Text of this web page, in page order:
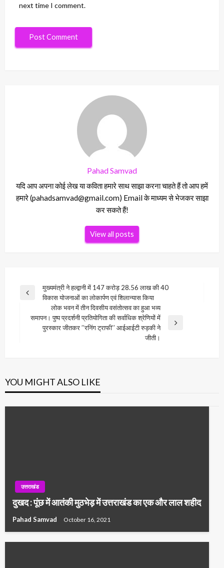
next time I comment.
Pahad Samvad
यदि आप अपना कोई लेख या कविता हमारे साथ साझा करना चाहते हैं तो आप हमें
हमारे (pahadsamvad@gmail.com) Email के माध्यम से भेजकर साझा
कर सकते हैं!
View all posts
Post
navigation
Previous
मुख्यमंत्री ने हल्द्वानी में 147 करोड़ 28.56 लाख की 40
विकास योजनाओं का लोकार्पण एवं शिलान्यास किया
Next
लोक भवन में तीन दिवसीय वसंतोत्सव का हुआ भव्य
समापन। पुष्प प्रदर्शनी प्रतियोगिता की सर्वाधिक श्रेणियों में
पुरस्कार जीतकर ’’रनिंग ट्राफी’’ आईआईटी रुड़की ने
जीती।
YOU MIGHT ALSO LIKE
उत्तराखंड
दुखद : पूंछ में आतंकी मुठभेड़ में उत्तराखंड का एक और लाल शहीद
Pahad Samvad October 16, 2021